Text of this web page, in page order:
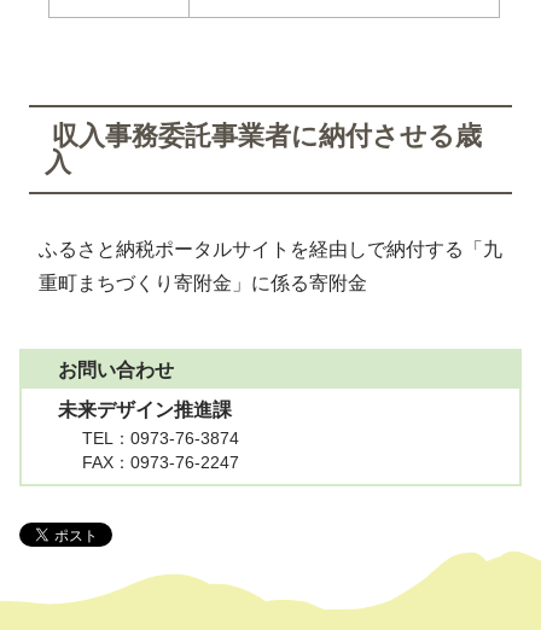
収入事務委託事業者に納付させる歳
入
ふるさと納税ポータルサイトを経由しで納付する「九
重町まちづくり寄附金」に係る寄附金
お問い合わせ
未来デザイン推進課
TEL ：0973-76-3874
FAX ：0973-76-2247